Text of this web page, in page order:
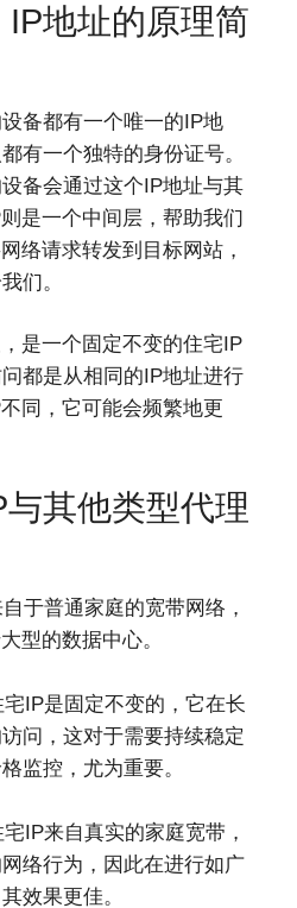
地址的原理简
备都有一个唯一的IP地
有一个独特的身份证号。
备会通过这个IP地址与其
是一个中间层，帮助我们
络请求转发到目标网站，
们。
是一个固定不变的住宅IP
都是从相同的IP地址进行
同，它可能会频繁地更
其他类型代理
于普通家庭的宽带网络，
型的数据中心。
IP是固定不变的，它在长
问，这对于需要持续稳定
监控，尤为重要。
IP来自真实的家庭宽带，
络行为，因此在进行如广
效果更佳。